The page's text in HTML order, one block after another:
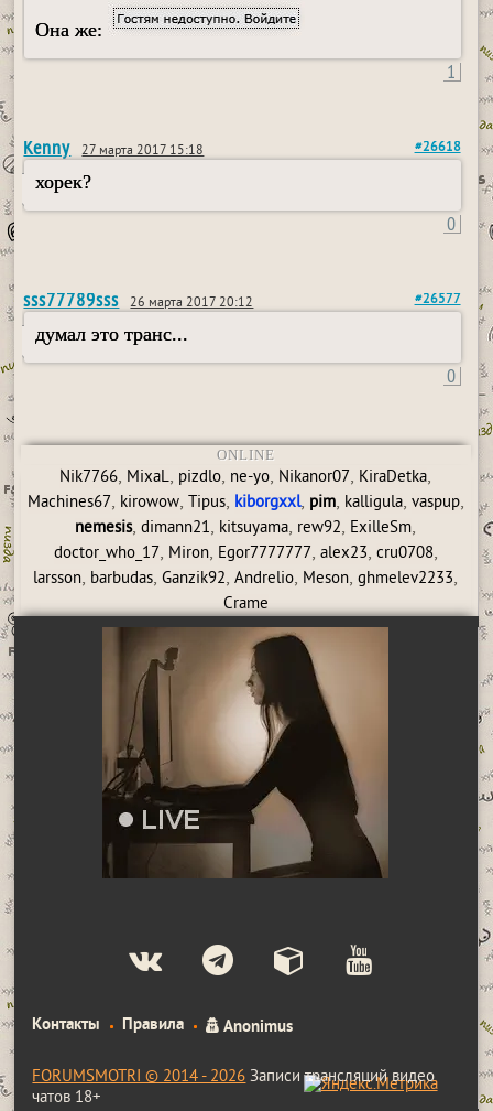
Она же:
1
Kenny 27 марта 2017 15:18 #26618
хорек?
0
sss77789sss 26 марта 2017 20:12 #26577
думал это транс...
0
ONLINE
Nik7766, MixaL, pizdlo, ne-yo, Nikanor07, KiraDetka,
Machines67, kirowow, Tipus, kiborgxxl, pim, kalligula, vaspup,
nemesis,dimann21, kitsuyama, rew92, ExilleSm,
doctor_who_17, Miron, Egor7777777, alex23, cru0708,
larsson, barbudas,Ganzik92,Andrelio, Meson,ghmelev2233,
Crame
Контакты Правила Anonimus
FORUMSMOTRI © 2014 - 2026Записи трансляций видео
чатов 18+